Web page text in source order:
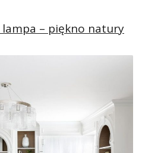
– piękno natury